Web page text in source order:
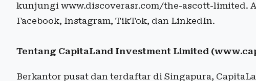
kunjungi www.discoverasr.com/the-ascott-limited.
Facebook, Instagram, TikTok, dan LinkedIn.
Tentang CapitaLand Investment Limited
Berkantor pusat dan terdaftar di Singapura,